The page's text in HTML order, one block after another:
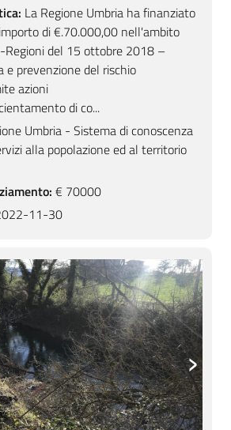
La Regione Umbria ha finanziato
di €.70.000,00 nell'ambito
Regioni del 15 ottobre 2018 –
prevenzione del rischio
azioni
di co...
Umbria - Sistema di conoscenza
alla popolazione ed al territorio
€ 70000
11-30
›